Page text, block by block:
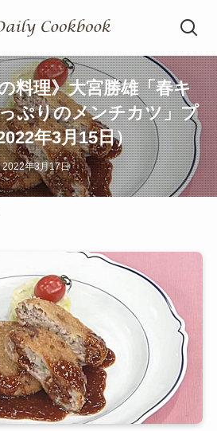
料理》大宮勝雄「春キ
ぷりのメンチカツ」プ
年3月15日）
2022年3月17日